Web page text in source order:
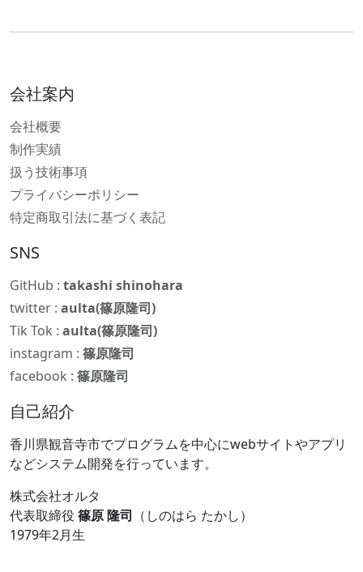
会社案内
会社概要
制作実績
扱う技術事項
プライバシーポリシー
特定商取引法に基づく表記
SNS
GitHub : takashi shinohara
twitter : aulta(篠原隆司)
Tik Tok : aulta(篠原隆司)
instagram : 篠原隆司
facebook : 篠原隆司
自己紹介
香川県観音寺市でプログラムを中心にwebサイトやアプリ
などシステム開発を行っています。
株式会社オルタ
代表取締役 篠原 隆司 （しのはら たかし）
1979年2月生